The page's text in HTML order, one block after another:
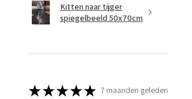
Kitten naar tijger
spiegelbeeld 50x70cm
★★★★★ 7 maanden geleden